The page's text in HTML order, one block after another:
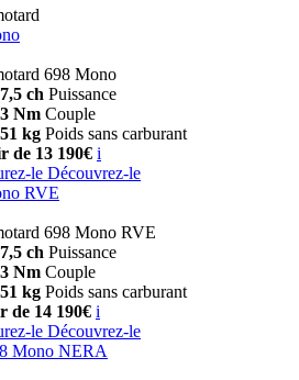
698 Mono
ch Puissance
Nm Couple
kg Poids sans carburant
de 13 190€ i
le Découvrez-le
RVE
698 Mono RVE
ch Puissance
Nm Couple
kg Poids sans carburant
de 14 190€ i
le Découvrez-le
Mono NERA